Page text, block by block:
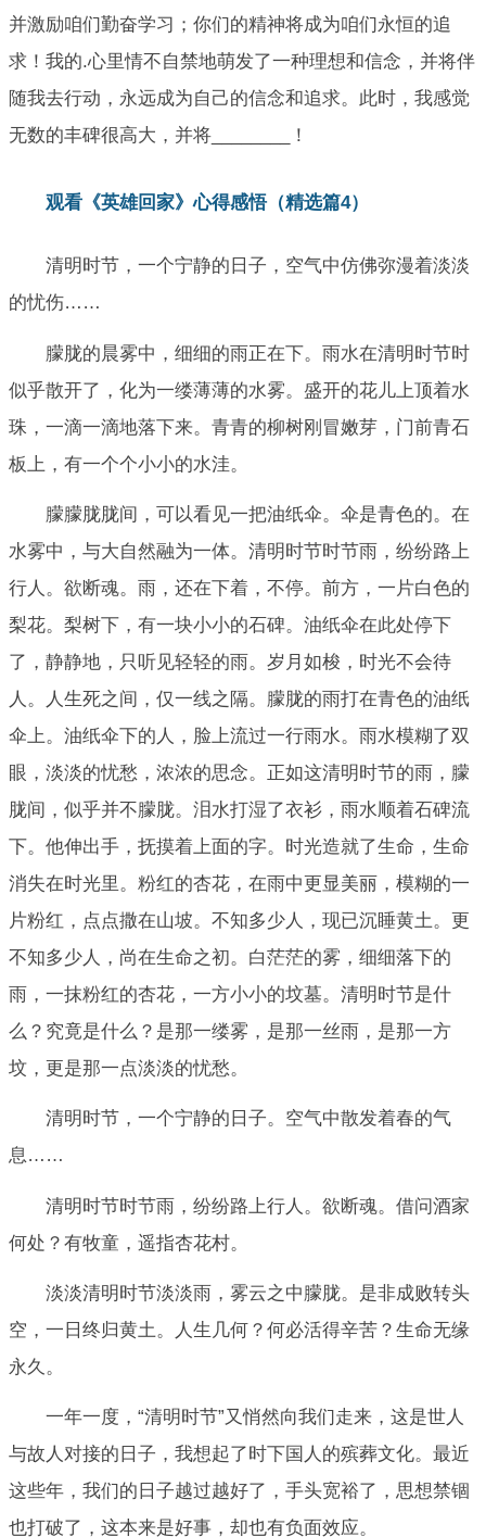
并激励咱们勤奋学习；你们的精神将成为咱们永恒的追
求！我的.心里情不自禁地萌发了一种理想和信念，并将伴
随我去行动，永远成为自己的信念和追求。此时，我感觉
无数的丰碑很高大，并将________！
观看《英雄回家》心得感悟（精选篇4）
清明时节，一个宁静的日子，空气中仿佛弥漫着淡淡
的忧伤……
朦胧的晨雾中，细细的雨正在下。雨水在清明时节时
似乎散开了，化为一缕薄薄的水雾。盛开的花儿上顶着水
珠，一滴一滴地落下来。青青的柳树刚冒嫩芽，门前青石
板上，有一个个小小的水洼。
朦朦胧胧间，可以看见一把油纸伞。伞是青色的。在
水雾中，与大自然融为一体。清明时节时节雨，纷纷路上
行人。欲断魂。雨，还在下着，不停。前方，一片白色的
梨花。梨树下，有一块小小的石碑。油纸伞在此处停下
了，静静地，只听见轻轻的雨。岁月如梭，时光不会待
人。人生死之间，仅一线之隔。朦胧的雨打在青色的油纸
伞上。油纸伞下的人，脸上流过一行雨水。雨水模糊了双
眼，淡淡的忧愁，浓浓的思念。正如这清明时节的雨，朦
胧间，似乎并不朦胧。泪水打湿了衣衫，雨水顺着石碑流
下。他伸出手，抚摸着上面的字。时光造就了生命，生命
消失在时光里。粉红的杏花，在雨中更显美丽，模糊的一
片粉红，点点撒在山坡。不知多少人，现已沉睡黄土。更
不知多少人，尚在生命之初。白茫茫的雾，细细落下的
雨，一抹粉红的杏花，一方小小的坟墓。清明时节是什
么？究竟是什么？是那一缕雾，是那一丝雨，是那一方
坟，更是那一点淡淡的忧愁。
清明时节，一个宁静的日子。空气中散发着春的气
息……
清明时节时节雨，纷纷路上行人。欲断魂。借问酒家
何处？有牧童，遥指杏花村。
淡淡清明时节淡淡雨，雾云之中朦胧。是非成败转头
空，一日终归黄土。人生几何？何必活得辛苦？生命无缘
永久。
一年一度，“清明时节”又悄然向我们走来，这是世人
与故人对接的日子，我想起了时下国人的殡葬文化。最近
这些年，我们的日子越过越好了，手头宽裕了，思想禁锢
也打破了，这本来是好事，却也有负面效应。